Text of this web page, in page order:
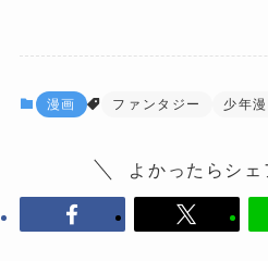
漫画 ファンタジー 少年
よかったらシェ